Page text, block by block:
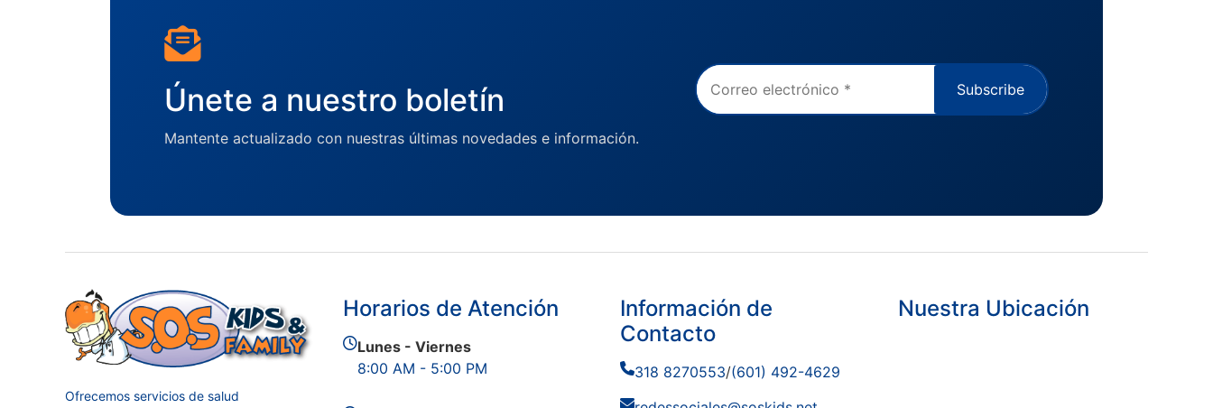
Únete a nuestro boletín
Mantente actualizado con nuestras últimas novedades e información.
Subscribe
Ofrecemos servicios de salud
Horarios de Atención
Lunes - Viernes
8:00 AM - 5:00 PM
Información de
Contacto
318 8270553/(601) 492-4629
Nuestra Ubicación